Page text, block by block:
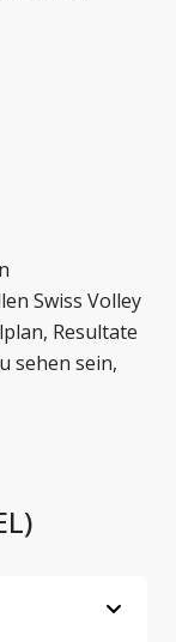
Swiss Volley
Resultate
sehen sein,